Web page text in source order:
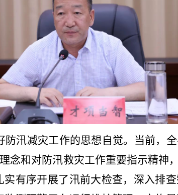
汛减灾工作的思想自觉。当前，
念和对防汛救灾工作重要指示精神
有序开展了汛前大检查，深入排